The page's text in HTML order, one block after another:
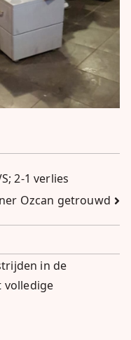
2-1 verlies
Ozcan getrouwd
in de
volledige